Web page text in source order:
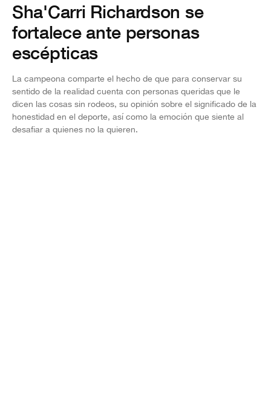
Sha'Carri Richardson se
fortalece ante personas
escépticas
La campeona comparte el hecho de que para conservar su
sentido de la realidad cuenta con personas queridas que le
dicen las cosas sin rodeos, su opinión sobre el significado de la
honestidad en el deporte, así como la emoción que siente al
desafiar a quienes no la quieren.